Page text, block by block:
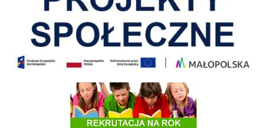
Informacja o terminach rekrutacji na rok szkolny 2026/2027